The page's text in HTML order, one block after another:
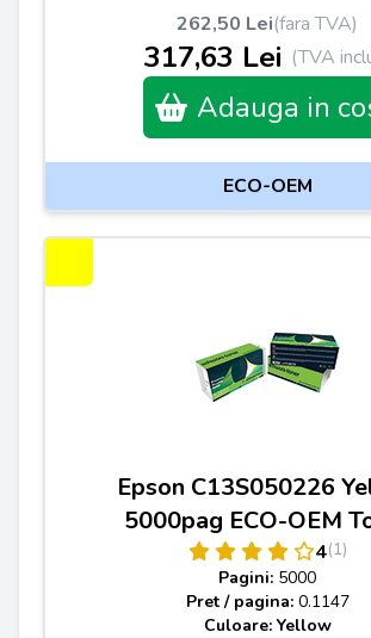
262,50 Lei(fara TVA)
317,63 Lei (TVA
Adauga in
ECO-OEM
Epson C13S050226
5000pag ECO-OEM
4(1)
Pagini: 5000
Pret / pagina: 0.1147
Culoare: Yellow